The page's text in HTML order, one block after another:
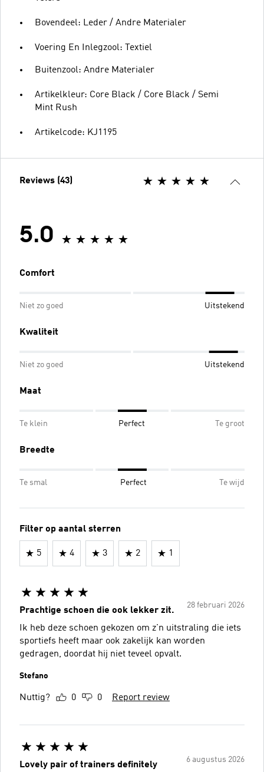
Bovendeel: Leder / Andre Materialer
Voering En Inlegzool: Textiel
Buitenzool: Andre Materialer
Artikelkleur: Core Black / Core Black / Semi
Mint Rush
Artikelcode: KJ1195
Reviews (43)
5.0
Comfort
Niet zo goed Uitstekend
Kwaliteit
Niet zo goed Uitstekend
Maat
Te klein Perfect Te groot
Breedte
Te smal Perfect Te wijd
Filter op aantal sterren
5 4 3 2 1
28 februari 2026
Prachtige schoen die ook lekker zit.
Ik heb deze schoen gekozen om z'n uitstraling die iets
sportiefs heeft maar ook zakelijk kan worden
gedragen, doordat hij niet teveel opvalt.
Stefano
Nuttig? 0 0 Report review
6 augustus 2026
Lovely pair of trainers definitely